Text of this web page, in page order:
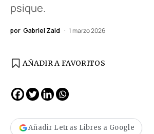
psique.
por Gabriel Zaid 1 marzo 2026
AÑADIR A FAVORITOS
Añadir Letras Libres a Google